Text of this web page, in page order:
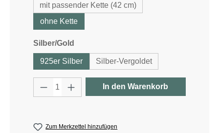
mit passender Kette (42 cm)
ohne Kette
Silber/Gold
925er Silber Silber-Vergoldet
Produkt Anzahl: Gib den
In den Warenkorb
Zum Merkzettel hinzufügen